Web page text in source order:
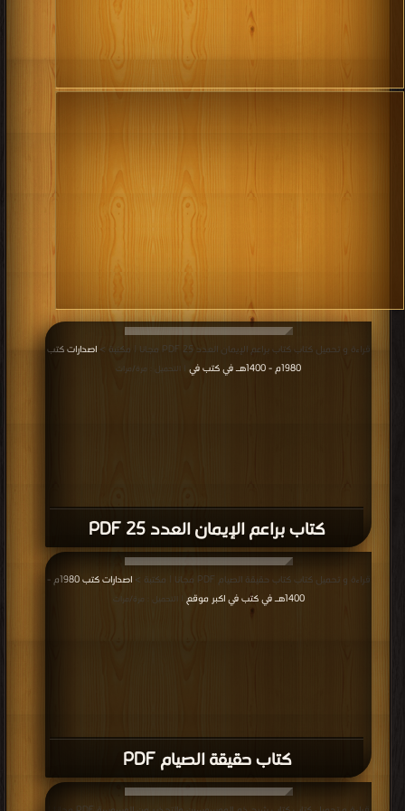
كتاب براعم الإيمان العدد 25 PDF
قراءة و تحميل كتاب كتاب براعم الإيمان العدد 25 PDF مجانا | مكتبة >
اصدارات كتب
1980م - 1400هـ في كتب في
| التحميل : مرة/مرات
كتاب حقيقة الصيام PDF
قراءة و تحميل كتاب كتاب حقيقة الصيام PDF مجانا | مكتبة >
اصدارات كتب 1980م -
1400هـ في كتب في اكبر موقع
| التحميل : مرة/مرات